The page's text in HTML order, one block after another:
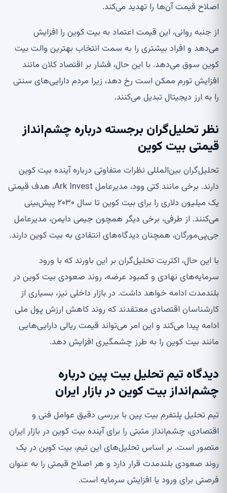
اصلاح قیمت آن‌ها را تهدید می‌کند.
از جنبه روانی، این قیمت اعتماد به بیت کوین را افزایش
می‌دهد و افراد بیشتری را به سمت انتخاب بهترین والت بیت
کوین سوق می‌دهد. با این حال، فشار بر اقتصاد کلان مانند
افزایش تورم ممکن است رخ دهد، زیرا مردم دارایی‌های سنتی
را به ارز دیجیتال تبدیل می‌کنند.
نظر تحلیل‌گران برجسته درباره چشم‌انداز
قیمتی بیت کوین
تحلیل‌گران بین‌المللی نظرات متفاوتی درباره آینده بیت کوین
دارند. برخی مانند کتی وود، مدیرعامل Ark Invest، هدف قیمتی
یک میلیون دلاری را برای بیت کوین تا سال ۲۰۳۰ پیش‌بینی
می‌کنند. از طرفی، برخی دیگر همچون جیمی دایمن، مدیرعامل
جی‌پی‌مورگان، همچنان دیدگاه‌های انتقادی به بیت کوین دارند.
با این حال، اکثریت تحلیل‌گران بر این باورند که با ورود
سرمایه‌های نهادی و کمبود عرضه، روند صعودی بیت کوین در
بلندمدت ادامه خواهد داشت. در بازار داخلی نیز، بسیاری از
کارشناسان اقتصادی معتقدند که روند کاهش ارزش پول ملی
ادامه پیدا می‌کند و این امر می‌تواند قیمت ریالی دارایی‌هایی
مانند بیت کوین را به طرز چشمگیری افزایش دهد.
دیدگاه تیم تحلیل بیت پین درباره
چشم‌انداز بیت کوین در بازار ایران
تیم تحلیل پلتفرم بیت پین با بررسی دقیق عوامل فنی و
اقتصادی، چشم‌انداز مثبتی را برای آینده بیت کوین در بازار ایران
متصور است. بر اساس تحلیل‌های این تیم، بیت کوین در یک
روند صعودی بلندمدت قرار دارد و هر اصلاح قیمتی را به عنوان
فرصتی برای ورود یا افزایش سرمایه است.